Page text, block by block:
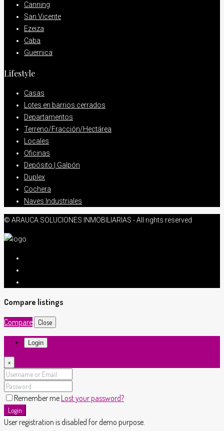
Canning
San Vicente
Ezeiza
Caba
Guernica
Lifestyle
Casas
Lotes en barrios cerrados
Departamentos
Terreno/Fracción/Hectárea
Locales
Oficinas
Depósito | Galpón
Duplex
Cochera
Naves Industriales
© ARAUCA SOLUCIONES INMOBILIARIAS - All rights reserved
Compare listings
Compare
Close
Login
×
Remember meLost your password?
Login
User registration is disabled for demo purpose.